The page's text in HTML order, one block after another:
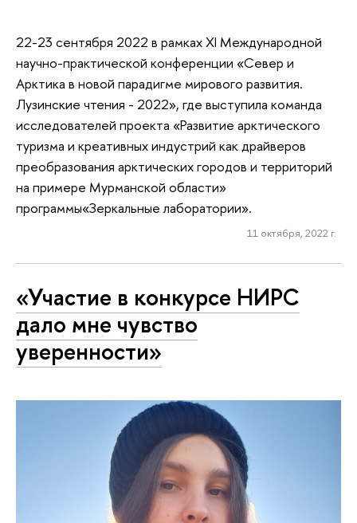
22-23 сентября 2022 в рамках XI Международной
научно-практической конференции «Север и
Арктика в новой парадигме мирового развития.
Лузинские чтения - 2022», где выступила команда
исследователей проекта «Развитие арктического
туризма и креативных индустрий как драйверов
преобразования арктических городов и территорий
на примере Мурманской области»
программы«Зеркальные лаборатории».
11 октября, 2022 г.
«Участие в конкурсе НИРС
дало мне чувство
уверенности»